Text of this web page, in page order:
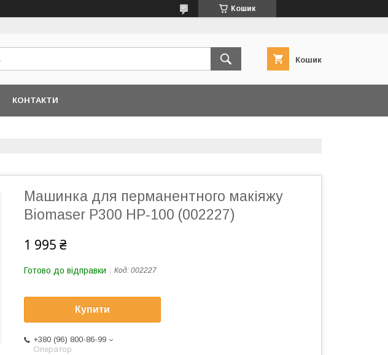
Кошик
Кошик
КОНТАКТИ
Машинка для перманентного макіяжу
Biomaser P300 HP-100 (002227)
1 995 ₴
Готово до відправки Код: 002227
Купити
+380 (96) 800-86-99
Оператор